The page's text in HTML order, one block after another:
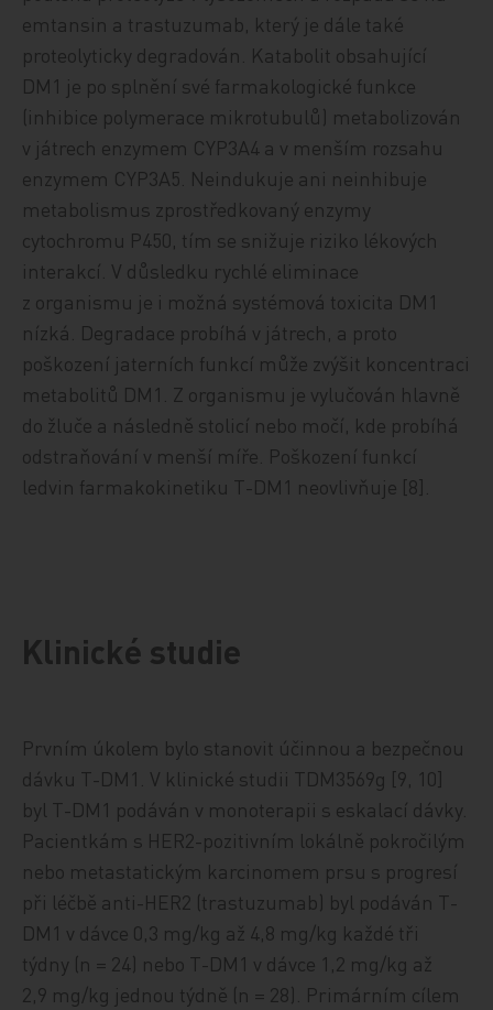
emtansin a trastuzumab, který je dále také
proteolyticky degradován. Katabolit obsahující
DM1 je po splnění své farmakologické funkce
(inhibice polymerace mikrotubulů) metabolizován
v játrech enzymem CYP3A4 a v menším rozsahu
enzymem CYP3A5. Neindukuje ani neinhibuje
metabolismus zprostředkovaný enzymy
cytochromu P450, tím se snižuje riziko lékových
interakcí. V důsledku rychlé eliminace
z organismu je i možná systémová toxicita DM1
nízká. Degradace probíhá v játrech, a proto
poškození jaterních funkcí může zvýšit koncentraci
metabolitů DM1. Z organismu je vylučován hlavně
do žluče a následně stolicí nebo močí, kde probíhá
odstraňování v menší míře. Poškození funkcí
ledvin farmakokinetiku T-DM1 neovlivňuje [8].
Klinické studie
Prvním úkolem bylo stanovit účinnou a bezpečnou
dávku T-DM1. V klinické studii TDM3569g [9, 10]
byl T-DM1 podáván v monoterapii s eskalací dávky.
Pacientkám s HER2-pozitivním lokálně pokročilým
nebo metastatickým karcinomem prsu s progresí
při léčbě anti-HER2 (trastuzumab) byl podáván T-
DM1 v dávce 0,3 mg/kg až 4,8 mg/kg každé tři
týdny (n = 24) nebo T-DM1 v dávce 1,2 mg/kg až
2,9 mg/kg jednou týdně (n = 28). Primárním cílem